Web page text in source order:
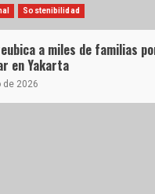
Sostenibilidad
a miles de familias
en Yakarta
de 2026